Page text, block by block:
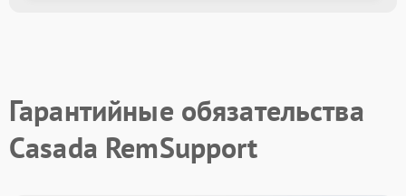
Гарантийные обязательства
Casada RemSupport